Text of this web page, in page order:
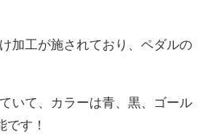
加工が施されており、ペダルの
いて、カラーは青、黒、ゴール
です！